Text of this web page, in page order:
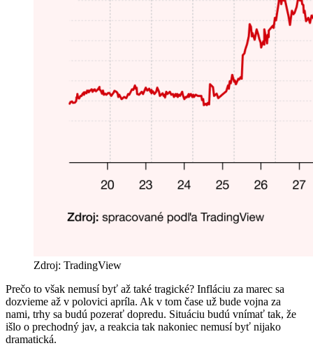
Zdroj: TradingView
Prečo to však nemusí byť až také tragické? Infláciu za marec sa
dozvieme až v polovici apríla. Ak v tom čase už bude vojna za
nami, trhy sa budú pozerať dopredu. Situáciu budú vnímať tak, že
išlo o prechodný jav, a reakcia tak nakoniec nemusí byť nijako
dramatická.